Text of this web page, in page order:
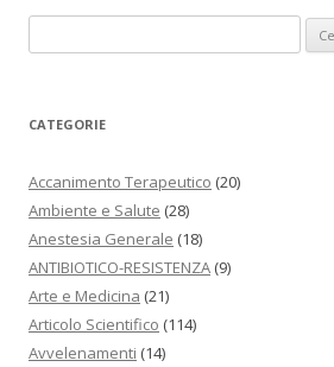
CATEGORIE
Accanimento Terapeutico (20)
Ambiente e Salute (28)
Anestesia Generale (18)
ANTIBIOTICO-RESISTENZA (9)
Arte e Medicina (21)
Articolo Scientifico (114)
Avvelenamenti (14)